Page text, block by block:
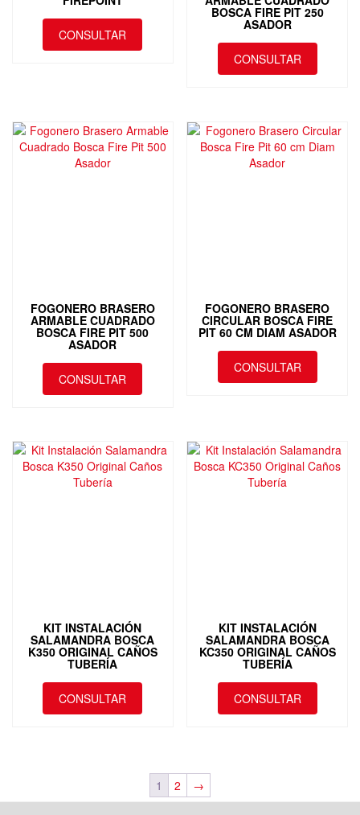
CONSULTAR
BOSCA FIRE PIT 250
ASADOR
CONSULTAR
FOGONERO BRASERO
ARMABLE CUADRADO
BOSCA FIRE PIT 500
ASADOR
CONSULTAR
FOGONERO BRASERO
CIRCULAR BOSCA FIRE
PIT 60 CM DIAM ASADOR
CONSULTAR
KIT INSTALACIÓN
SALAMANDRA BOSCA
K350 ORIGINAL CAÑOS
TUBERÍA
CONSULTAR
KIT INSTALACIÓN
SALAMANDRA BOSCA
KC350 ORIGINAL CAÑOS
TUBERÍA
CONSULTAR
1 2 →